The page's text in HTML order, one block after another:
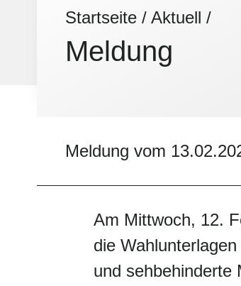
Startseite / Aktuell /
Meldung
Meldung vom
Am Mittwoch, 12.
die
und sehbehinderte